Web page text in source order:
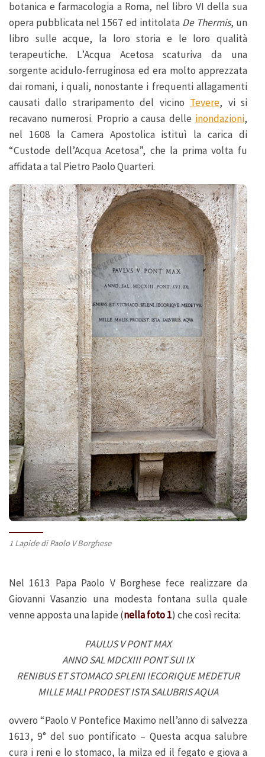
botanica e farmacologia a Roma, nel libro VI della sua
opera pubblicata nel 1567 ed intitolata De Thermis, un
libro sulle acque, la loro storia e le loro qualità
terapeutiche. L’Acqua Acetosa scaturiva da una
sorgente acidulo-ferruginosa ed era molto apprezzata
dai romani, i quali, nonostante i frequenti allagamenti
causati dallo straripamento del vicino Tevere, vi si
recavano numerosi. Proprio a causa delle inondazioni,
nel 1608 la Camera Apostolica istituì la carica di
“Custode dell’Acqua Acetosa”, che la prima volta fu
affidata a tal Pietro Paolo Quarteri.
1 Lapide di Paolo V Borghese
Nel 1613 Papa Paolo V Borghese fece realizzare da
Giovanni Vasanzio una modesta fontana sulla quale
venne apposta una lapide (nella foto 1) che così recita:
PAULUS V PONT MAX
ANNO SAL MDCXIII PONT SUI IX
RENIBUS ET STOMACO SPLENI IECORIQUE MEDETUR
MILLE MALI PRODEST ISTA SALUBRIS AQUA
ovvero “Paolo V Pontefice Maximo nell’anno di salvezza
1613, 9° del suo pontificato – Questa acqua salubre
cura i reni e lo stomaco, la milza ed il fegato e giova a